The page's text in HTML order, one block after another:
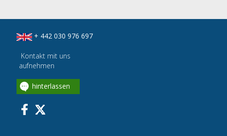
+ 442 030 976 697
Kontakt mit uns
aufnehmen
hinterlassen